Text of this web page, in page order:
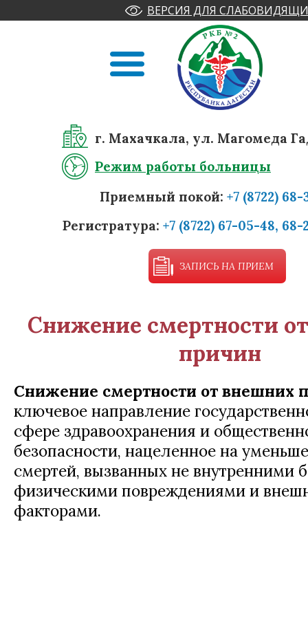
ВЕРСИЯ ДЛЯ
г. Махачкала, ул. Магомеда
Режим работы больницы
Приемный покой: +7 (8722)
Регистратура: +7 (8722) 67-05-48, 68-
ЗАПИСЬ НА ПРИЕМ
Снижение смертности
причин
Снижение смертности от внешних
ключевое направление
сфере здравоохранения и
безопасности, нацеленное на
смертей, вызванных не внутренними
физическими повреждениями и
факторами.